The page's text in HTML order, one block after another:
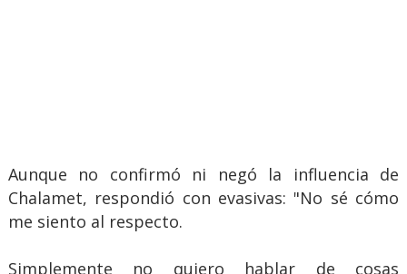
Aunque no confirmó ni negó la influencia de
Chalamet, respondió con evasivas: "No sé cómo
me siento al respecto.
Simplemente no quiero hablar de cosas